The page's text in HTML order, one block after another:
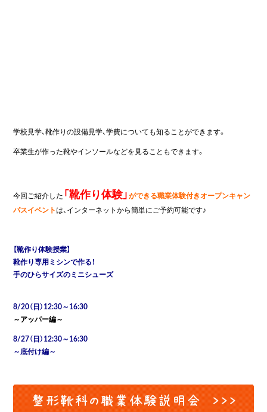
学校見学、靴作りの設備見学、学費についても知ることができます。
卒業生が作った靴やインソールなどを見ることもできます。
今回ご紹介した 「靴作り体験」ができる職業体験付きオープンキャン
パスイベントは、インターネットから簡単にご予約可能です♪
【靴作り体験授業】
靴作り専用ミシンで作る！
手のひらサイズのミニシューズ
8/20（日）12:30～16:30
～アッパー編～
8/27（日）12:30～16:30
～底付け編～